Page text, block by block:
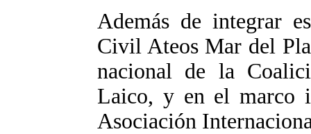
Además de integrar
Civil Ateos Mar del
nacional de la
Laico, y en el marco
Asociación